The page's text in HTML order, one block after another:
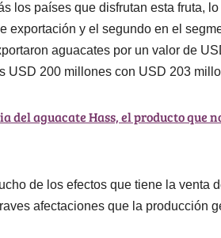
los países que disfrutan esta fruta,
exportación y el segundo en el
aguacates por un valor de
USD 200 millones con USD 203
del aguacate Hass, el producto que
de los efectos que tiene la venta
afectaciones que la producción